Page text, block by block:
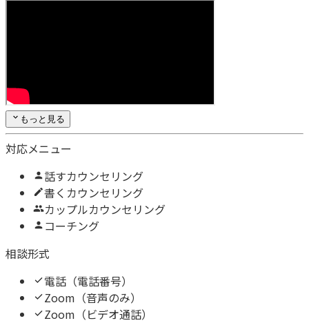
もっと見る
対応メニュー
話すカウンセリング
書くカウンセリング
カップルカウンセリング
コーチング
相談形式
電話（電話番号）
Zoom（音声のみ）
Zoom（ビデオ通話）